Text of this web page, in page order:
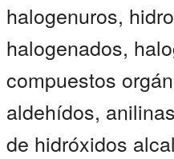
halogenuros,
halogenados,
compuestos
aldehídos,
de hidróxidos